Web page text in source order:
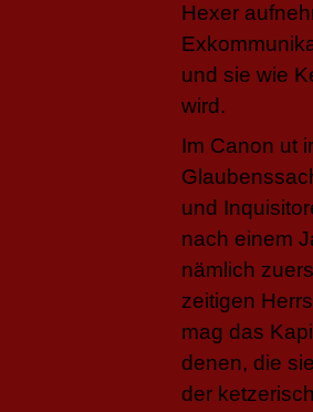
Hexer
und sie wie
wird.
Im Canon ut
und
nach einem
nämlich
zeitigen
mag das
denen, die
der